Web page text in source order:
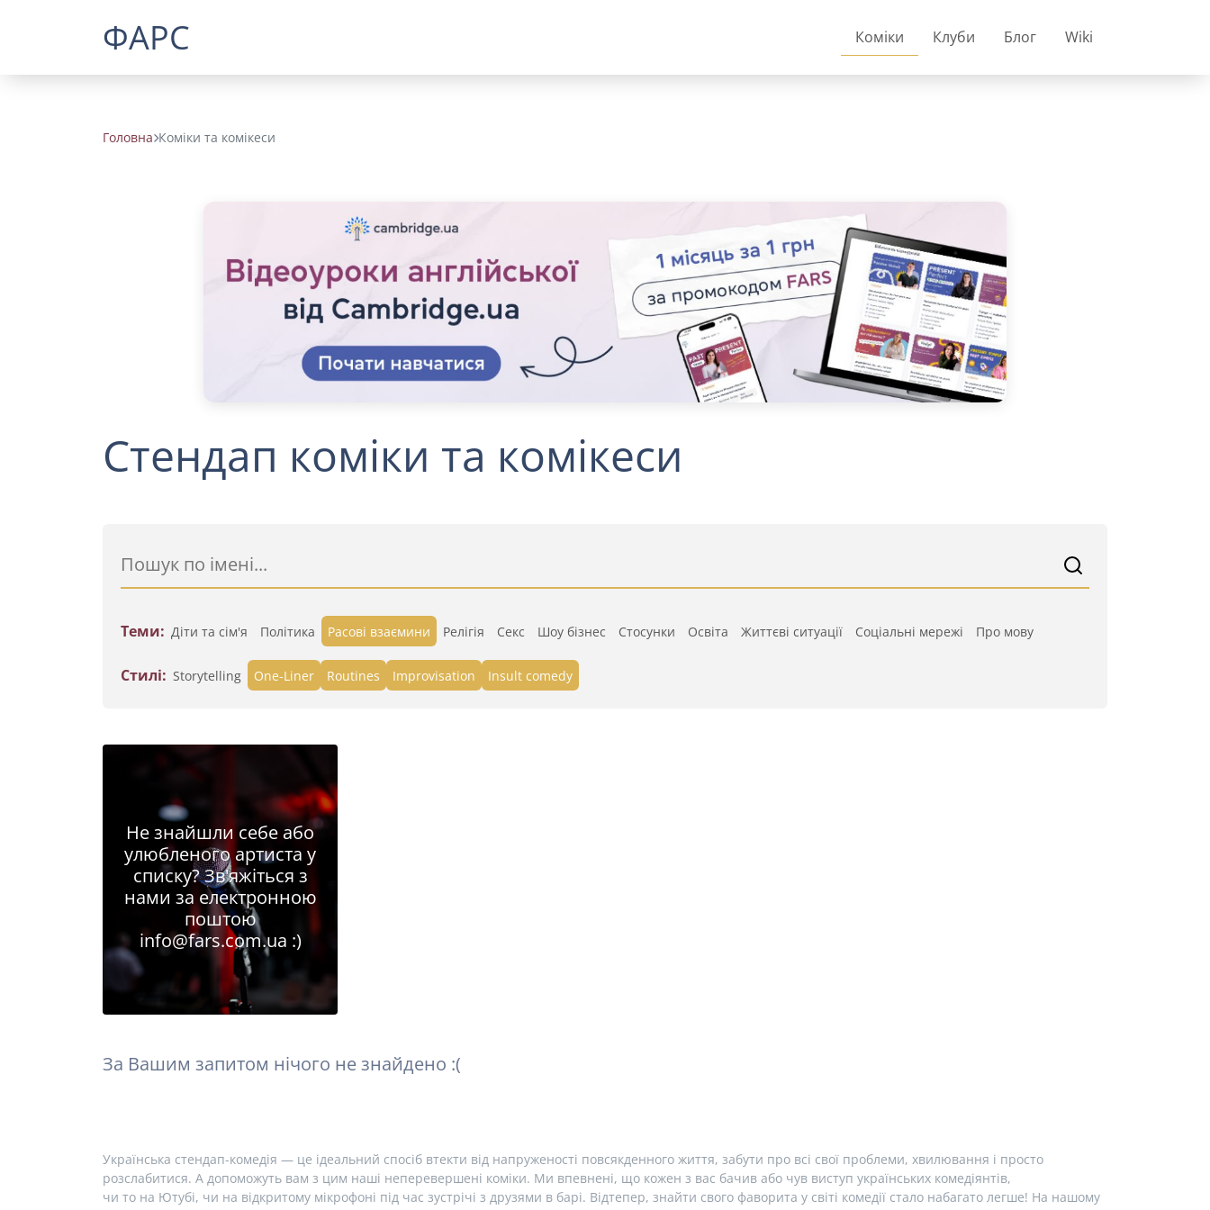
ФАРС Коміки Клуби Блог Wiki
Головна Коміки та комікеси
Стендап коміки та комікеси
Теми: Діти та сім'я Політика Расові взаємини Релігія Секс Шоу бізнес Стосунки Освіта Життєві ситуації Cоціальні мережі Про мову
Стилі: Storytelling One-Liner Routines Improvisation Insult comedy
Не знайшли себе або
улюбленого артиста у
списку? Зв'яжіться з
нами за електронною
поштою
info@fars.com.ua :)
За Вашим запитом нічого не знайдено :(
Українська стендап-комедія — це ідеальний спосіб втекти від напруженості повсякденного життя, забути про всі свої проблеми, хвилювання і просто
розслабитися. А допоможуть вам з цим наші неперевершені коміки. Ми впевнені, що кожен з вас бачив або чув виступ українських комедіянтів,
чи то на Ютубі, чи на відкритому мікрофоні під час зустрічі з друзями в барі. Відтепер, знайти свого фаворита у світі комедії стало набагато легше! На нашому